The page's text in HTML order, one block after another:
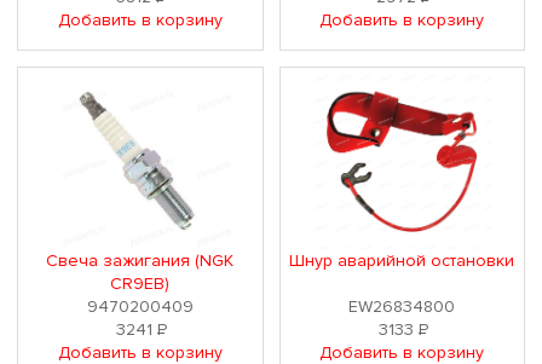
Добавить в корзину
Добавить в корзину
Свеча зажигания (NGK
CR9EB)
9470200409
3241 Р
Добавить в корзину
Шнур аварийной остановки
EW26834800
3133 Р
Добавить в корзину